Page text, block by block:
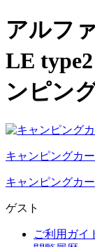
アルフ
LE
ンピン
キャンピングカ
キャンピングカ
ゲスト
ご利用ガイ